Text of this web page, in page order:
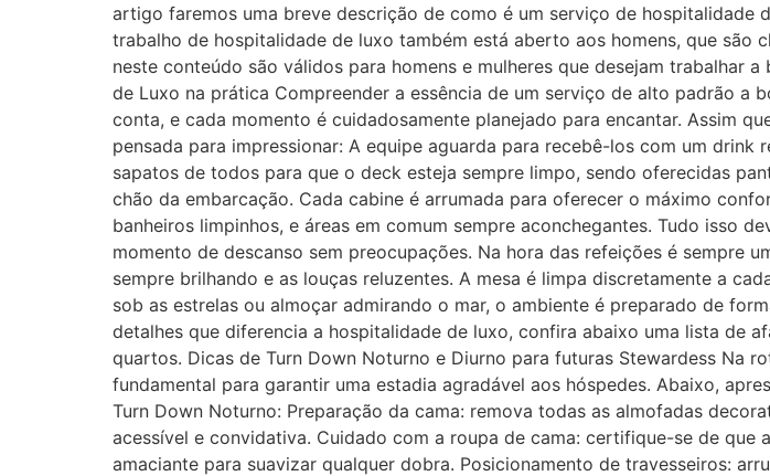
artigo faremos uma breve descrição de como é um serviço de
trabalho de hospitalidade de luxo também está aberto aos homens, que são
neste conteúdo são válidos para homens e mulheres que desejam trabalhar
de Luxo na prática Compreender a essência de um serviço de alto padrão a
conta, e cada momento é cuidadosamente planejado para encantar. Assim
pensada para impressionar: A equipe aguarda para recebê-los com um
sapatos de todos para que o deck esteja sempre limpo, sendo oferecidas
chão da embarcação. Cada cabine é arrumada para oferecer o máximo
banheiros limpinhos, e áreas em comum sempre aconchegantes. Tudo isso
momento de descanso sem preocupações. Na hora das refeições é sempre
sempre brilhando e as louças reluzentes. A mesa é limpa discretamente a
sob as estrelas ou almoçar admirando o mar, o ambiente é preparado de
detalhes que diferencia a hospitalidade de luxo, confira abaixo uma lista de
quartos. Dicas de Turn Down Noturno e Diurno para futuras Stewardess Na
fundamental para garantir uma estadia agradável aos hóspedes. Abaixo,
Turn Down Noturno: Preparação da cama: remova todas as almofadas
acessível e convidativa. Cuidado com a roupa de cama: certifique-se de
amaciante para suavizar qualquer dobra. Posicionamento de travesseiros: